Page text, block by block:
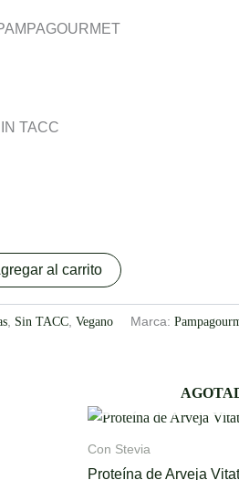
TACC
al carrito
Sin TACC Vegano Marca:
Con Stevia
Proteína de Arveja